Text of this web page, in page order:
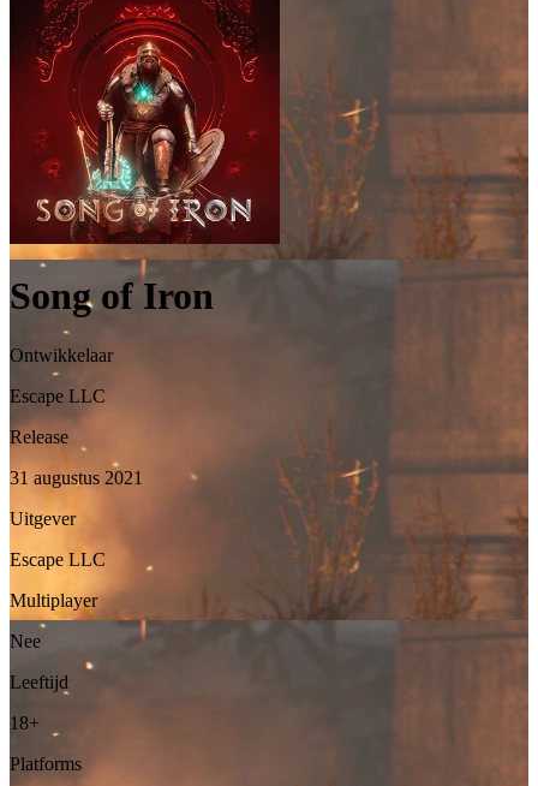
Song of Iron
Ontwikkelaar
Escape LLC
Release
31 augustus 2021
Uitgever
Escape LLC
Multiplayer
Nee
Leeftijd
18+
Platforms